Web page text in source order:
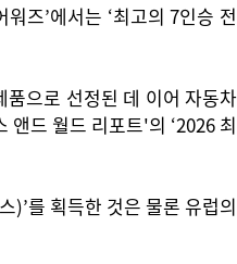
즈’에서는 ‘최고의 7인승 전
품으로 선정된 데 이어 자동차
앤드 월드 리포트'의 ‘2026 최
)’를 획득한 것은 물론 유럽의